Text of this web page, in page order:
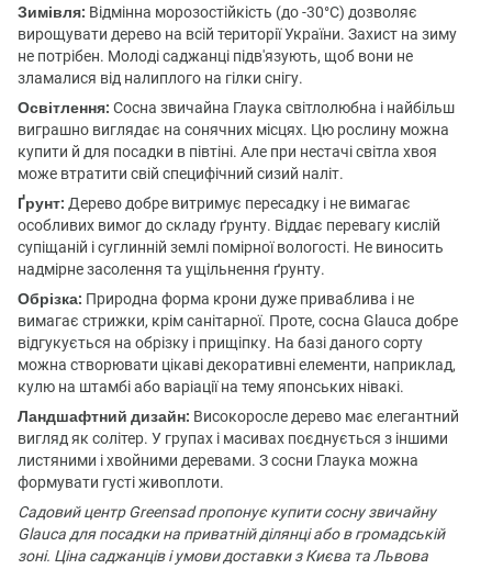
Зимівля: Відмінна морозостійкість (до -30°С) дозволяє
вирощувати дерево на всій території України. Захист на зиму
не потрібен. Молоді саджанці підв'язують, щоб вони не
зламалися від налиплого на гілки снігу.
Освітлення: Сосна звичайна Глаука світлолюбна і найбільш
виграшно виглядає на сонячних місцях. Цю рослину можна
купити й для посадки в півтіні. Але при нестачі світла хвоя
може втратити свій специфічний сизий наліт.
Ґрунт: Дерево добре витримує пересадку і не вимагає
особливих вимог до складу ґрунту. Віддає перевагу кислій
супіщаній і суглинній землі помірної вологості. Не виносить
надмірне засолення та ущільнення ґрунту.
Обрізка: Природна форма крони дуже приваблива і не
вимагає стрижки, крім санітарної. Проте, сосна Glauca добре
відгукується на обрізку і прищіпку. На базі даного сорту
можна створювати цікаві декоративні елементи, наприклад,
кулю на штамбі або варіації на тему японських нівакі.
Ландшафтний дизайн: Високоросле дерево має елегантний
вигляд як солітер. У групах і масивах поєднується з іншими
листяними і хвойними деревами. З сосни Глаука можна
формувати густі живоплоти.
Садовий центр Greensad пропонує купити сосну звичайну
Glauca для посадки на приватній ділянці або в громадській
зоні. Ціна саджанців і умови доставки з Києва та Львова